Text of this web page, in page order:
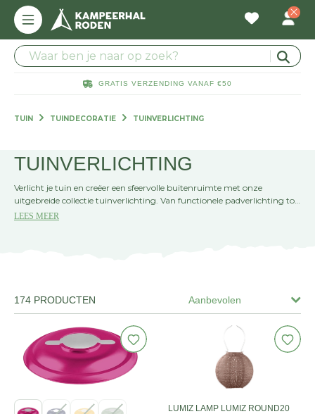
GRATIS VERZENDING VANAF €50
TUIN TUINDECORATIE TUINVERLICHTING
TUINVERLICHTING
Verlicht je tuin en creëer een sfeervolle buitenruimte met onze
uitgebreide collectie tuinverlichting. Van functionele padverlichting tot
sfeervolle lantaarns, vind hier alles wat je nodig hebt om je tuin 's
LEES MEER
Aanbevolen
174 PRODUCTEN
LUMIZ LAMP LUMIZ ROUND20